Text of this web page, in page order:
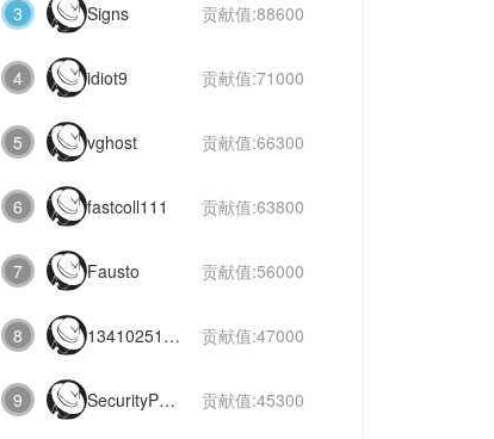
3 Signs 贡献值:88600
4 idiot9 贡献值:71000
5 vghost 贡献值:66300
6 fastcoll111 贡献值:63800
7 Fausto 贡献值:56000
8 1341025112991831 贡献值:47000
9 SecurityPaper 贡献值:45300